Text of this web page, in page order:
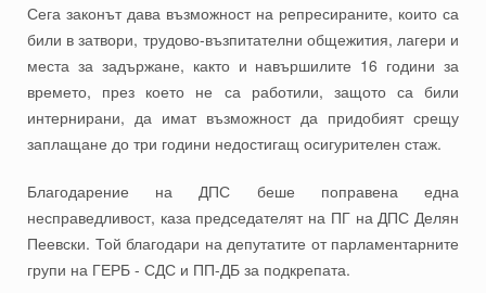
Сега законът дава възможност на репресираните, които са
били в затвори, трудово-възпитателни общежития, лагери и
места за задържане, както и навършилите 16 години за
времето, през което не са работили, защото са били
интернирани, да имат възможност да придобият срещу
заплащане до три години недостигащ осигурителен стаж.
Благодарение на ДПС беше поправена една
несправедливост, каза председателят на ПГ на ДПС Делян
Пеевски. Той благодари на депутатите от парламентарните
групи на ГЕРБ - СДС и ПП-ДБ за подкрепата.